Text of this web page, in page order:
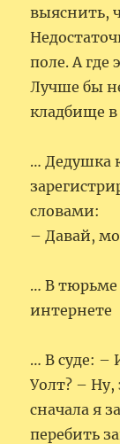
выяснить,
поле. А где
Лучше бы
кладбище
… Дедушка
словами:
– Давай,
… В тюрьме
интернете
… В суде: –
Уолт? – Ну,
сначала я
перебить